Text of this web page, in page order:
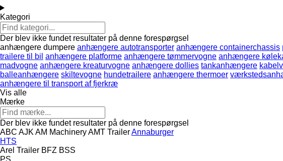
Kategori
Der blev ikke fundet resultater på denne forespørgsel
anhængere dumpere anhængere autotransporter anhængere containerchassis
trailere til bil anhængere platforme anhængere tømmervogne anhængere
madvogne anhængere kreaturvogne anhængere dollies tankanhængere
balleanhængere skiltevogne hundetrailere anhængere thermoer
anhængere til transport af fjerkræ
Vis alle
Mærke
Der blev ikke fundet resultater på denne forespørgsel
ABC AJK AM MachineryAMT TrailerAnnaburger
HTS
Arel Trailer BFZ BSS
PS